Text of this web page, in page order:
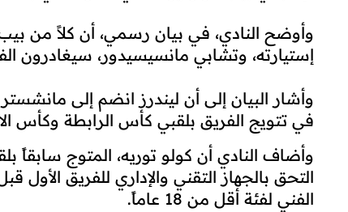
وأوضح النادي، في بيان رسمي، أن كلاً من بيب
إستيارته، وتشابي مانسيسيدور، سيغادرون الفريق
في تتويج الفريق بلقبي كأس الرابطة وكأس
وأضاف النادي أن كولو توريه، المتوج سابقاً
التحق بالجهاز التقني والإداري للفريق
الفني لفئة أقل من 18 عاماً.